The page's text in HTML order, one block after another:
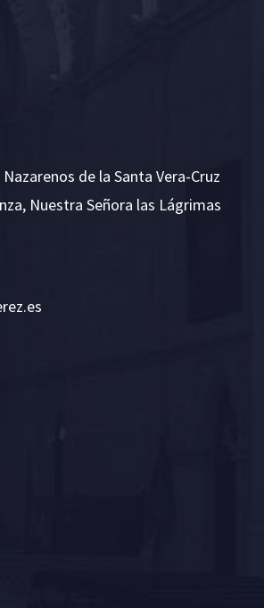
de la Santa Vera-Cruz
Nuestra Señora las Lágrimas
se.ze